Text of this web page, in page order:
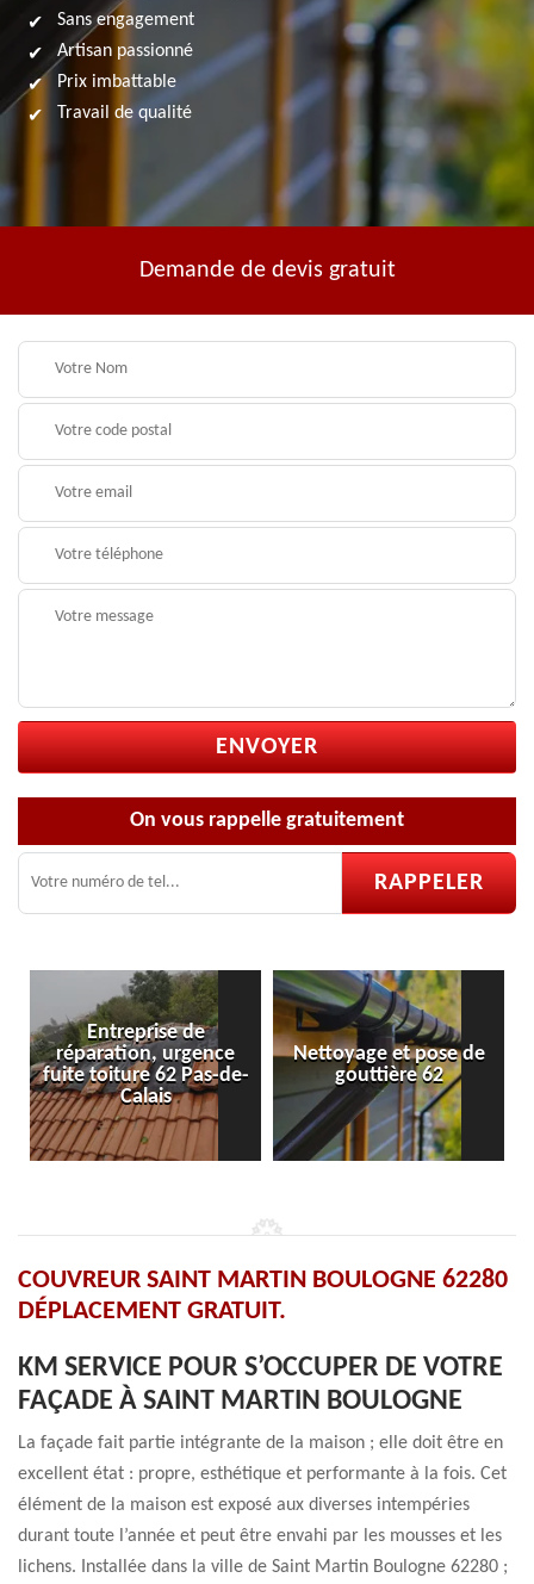
Sans engagement
Artisan passionné
Prix imbattable
Travail de qualité
Demande de devis gratuit
On vous rappelle gratuitement
de-
Nettoyage et pose de
gouttière 62
Pose et réparation de
velux 62
COUVREUR SAINT MARTIN BOULOGNE 62280
DÉPLACEMENT GRATUIT.
KM SERVICE POUR S’OCCUPER DE VOTRE
FAÇADE À SAINT MARTIN BOULOGNE
La façade fait partie intégrante de la maison ; elle doit être en
excellent état : propre, esthétique et performante à la fois. Cet
élément de la maison est exposé aux diverses intempéries
durant toute l’année et peut être envahi par les mousses et les
lichens. Installée dans la ville de Saint Martin Boulogne 62280 ;